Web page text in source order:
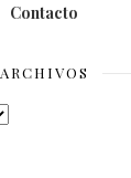
Contacto
ARCHIVOS